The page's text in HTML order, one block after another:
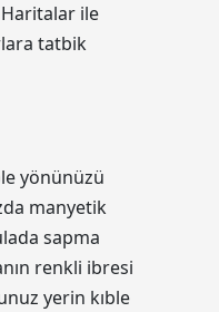
ile
tatbik
yönünüzü
manyetik
sapma
renkli ibresi
yerin kıble